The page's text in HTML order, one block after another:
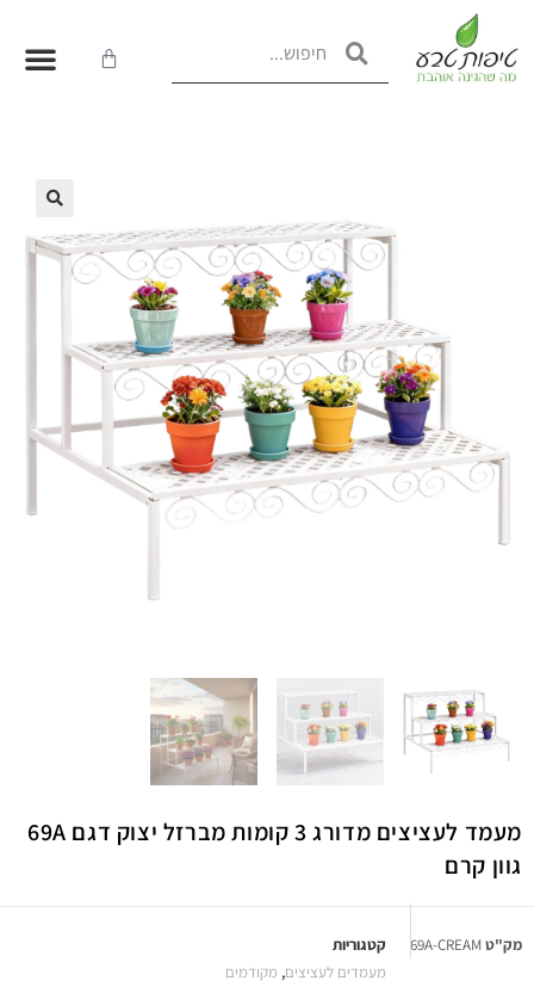
מעמד לעציצים מדורג 3 קומות מברזל יצוק דגם 69A
גוון קרם
מק"ט69A-CREAM
קטגוריות
מעמדים לעציצים, מקודמים